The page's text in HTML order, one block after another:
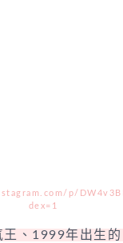
p/
dex=1
王、1999年出生的